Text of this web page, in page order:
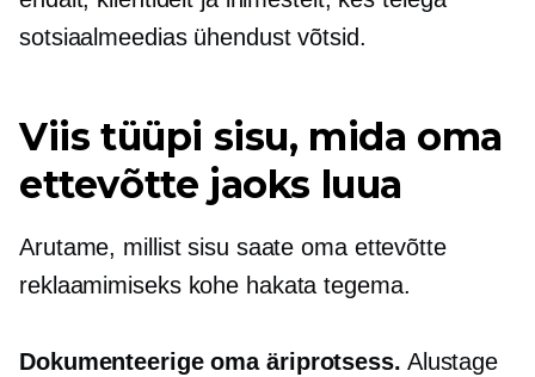
sotsiaalmeedias ühendust võtsid.
Viis tüüpi sisu, mida oma
ettevõtte jaoks luua
Arutame, millist sisu saate oma ettevõtte
reklaamimiseks kohe hakata tegema.
Dokumenteerige oma äriprotsess. Alustage